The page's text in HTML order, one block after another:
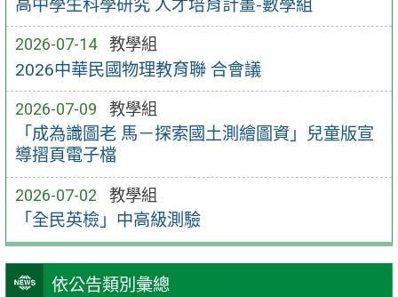
高中學生科學研究 人才培育計畫-數學組
2026-07-14 教學組
2026中華民國物理教育聯 合會議
2026-07-09 教學組
「成為識圖老 馬－探索國土測繪圖資」兒童版宣
導摺頁電子檔
2026-07-02 教學組
「全民英檢」中高級測驗
依公告類別彙總